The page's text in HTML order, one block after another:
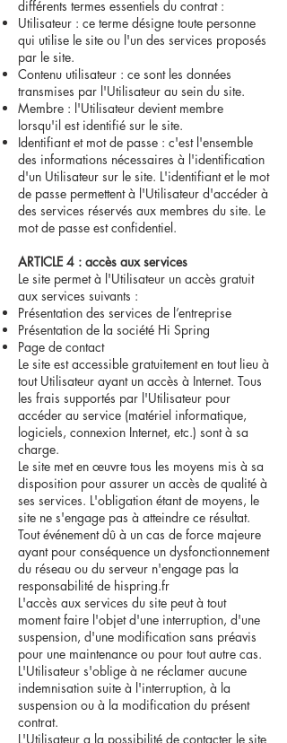
différents termes essentiels du contrat :
Utilisateur : ce terme désigne toute personne
qui utilise le site ou l'un des services proposés
par le site.
Contenu utilisateur : ce sont les données
transmises par l'Utilisateur au sein du site.
Membre : l'Utilisateur devient membre
lorsqu'il est identifié sur le site.
Identifiant et mot de passe : c'est l'ensemble
des informations nécessaires à l'identification
d'un Utilisateur sur le site. L'identifiant et le mot
de passe permettent à l'Utilisateur d'accéder à
des services réservés aux membres du site. Le
mot de passe est confidentiel.
ARTICLE 4 : accès aux services
Le site permet à l'Utilisateur un accès gratuit
aux services suivants :
Présentation des services de l’entreprise
Présentation de la société Hi Spring
Page de contact
Le site est accessible gratuitement en tout lieu à
tout Utilisateur ayant un accès à Internet. Tous
les frais supportés par l'Utilisateur pour
accéder au service (matériel informatique,
logiciels, connexion Internet, etc.) sont à sa
charge.
Le site met en œuvre tous les moyens mis à sa
disposition pour assurer un accès de qualité à
ses services. L'obligation étant de moyens, le
site ne s'engage pas à atteindre ce résultat.
Tout événement dû à un cas de force majeure
ayant pour conséquence un dysfonctionnement
du réseau ou du serveur n'engage pas la
responsabilité de hispring.fr
L'accès aux services du site peut à tout
moment faire l'objet d'une interruption, d'une
suspension, d'une modification sans préavis
pour une maintenance ou pour tout autre cas.
L'Utilisateur s'oblige à ne réclamer aucune
indemnisation suite à l'interruption, à la
suspension ou à la modification du présent
contrat.
L'Utilisateur a la possibilité de contacter le site